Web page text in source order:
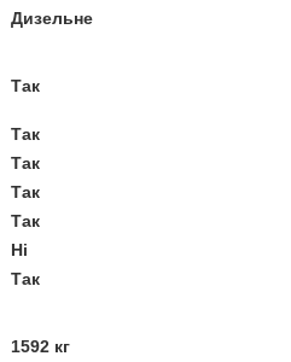
Дизельне
Так
Так
Так
Так
Так
Ні
Так
1592 кг